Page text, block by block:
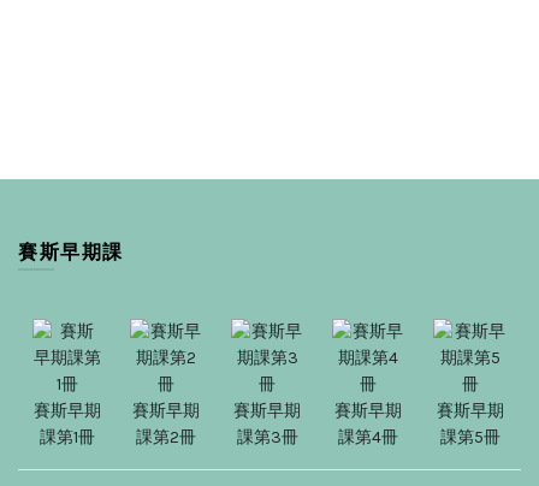
賽斯早期課
賽斯早期
課第1冊
賽斯早期
課第2冊
賽斯早期
課第3冊
賽斯早期
課第4冊
賽斯早期
課第5冊